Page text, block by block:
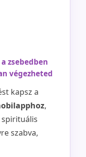
zsebedben
végezheted
kapsz a
,
szabva,